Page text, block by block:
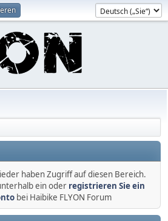
haben Zugriff auf diesen Bereich.
ein oder registrieren Sie ein
bei Haibike FLYON Forum